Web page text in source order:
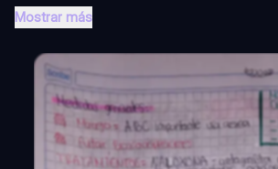
Mostrar más